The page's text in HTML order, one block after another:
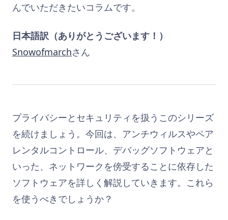
んでいただきたいコラムです。
日本語訳（ありがとうございます！）
Snowofmarchさん
プライバシーとセキュリティを扱うこのシリーズ
を続けましょう。今回は、アンチウィルスやペア
レンタルコントロール、デバッグソフトウェアと
いった、ネットワークを傍受することに依存した
ソフトウェアを詳しく解説していきます。これら
を使うべきでしょうか？